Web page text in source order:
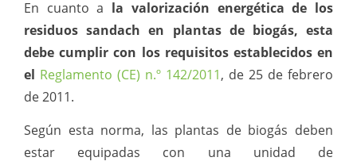
En cuanto a la valorización energética de los
residuos sandach en plantas de biogás, esta
debe cumplir con los requisitos establecidos en
el Reglamento (CE) n.º 142/2011, de 25 de febrero
de 2011.
Según esta norma, las plantas de biogás deben
estar equipadas con una unidad de